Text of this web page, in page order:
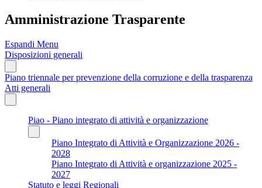
Amministrazione Trasparente
Espandi Menu
Disposizioni generali
Piano triennale per prevenzione della corruzione e della trasparenza
Atti generali
Piao - Piano integrato di attività e organizzazione
Piano Integrato di Attività e Organizzazione 2026 -
2028
Piano Integrato di Attività e organizzazione 2025 -
2027
Statuto e leggi Regionali